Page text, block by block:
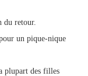
du retour.
un pique-nique
plupart des filles